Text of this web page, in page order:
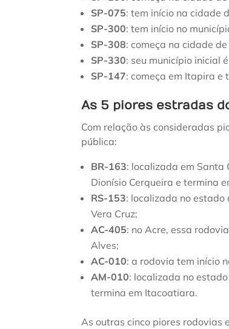
SP-075: tem início na cidade
SP-300: tem início no
SP-308: começa na cidade
SP-330: seu município inicial
SP-147: começa em Itapira e
As 5 piores estradas
Com relação às consideradas
pública:
BR-163: localizada em Santa
Dionísio Cerqueira e termina
RS-153: localizada no estado
Vera Cruz;
AC-405: no Acre, essa
Alves;
AC-010: a rodovia tem início
AM-010: localizada no
termina em Itacoatiara.
As outras cinco piores rodovias